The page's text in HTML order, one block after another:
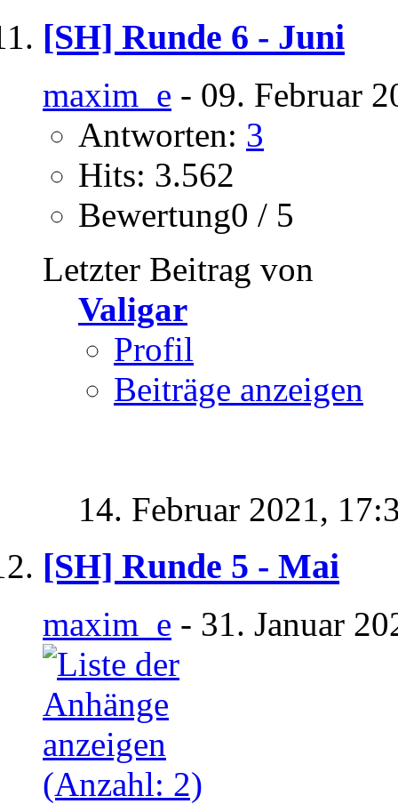
[SH] Runde 6 - Juni
maxim_e - 09. Februar
Antworten: 3
Hits: 3.562
Bewertung0 / 5
Letzter Beitrag von
Valigar
Profil
Beiträge anzeigen
14. Februar 2021,
[SH] Runde 5 - Mai
maxim_e - 31. Januar